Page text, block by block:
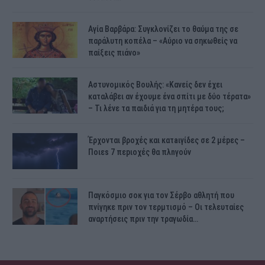
Αγία Βαρβάρα: Συγκλονίζει το θαύμα της σε
παράλυτη κοπέλα – «Αύριο να σηκωθείς να
παίξεις πιάνο»
Αστυνομικός Bουλής: «Κανείς δεν έχει
καταλάβει αν έχουμε ένα σπίτι με δύο τέρατα»
– Τι λένε τα παιδιά για τη μητέρα τους;
Έρχονται βροχές και κατaιγίδες σε 2 μέpες –
Ποιεs 7 πεpιοχές θα πλnγούν
Παγκόσμιο σοκ για τον Σέρβο αθλητή που
πνίγηκε πριν τον τερμτισμό – Οι τελευταίες
αναρτήσεις πριν την τραγωδία…